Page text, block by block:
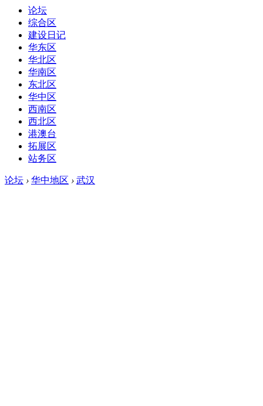
论坛
综合区
建设日记
华东区
华北区
华南区
东北区
华中区
西南区
西北区
港澳台
拓展区
站务区
论坛 › 华中地区 › 武汉